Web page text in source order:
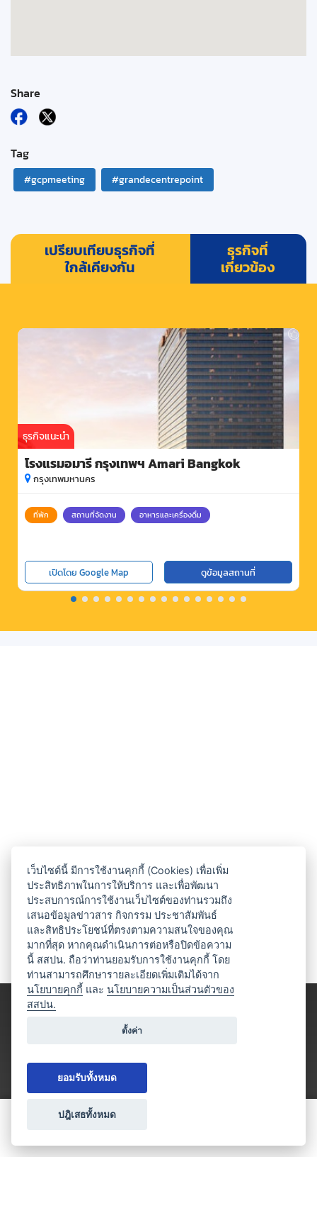
Share
Tag
#gcpmeeting #grandecentrepoint
เปรียบเทียบธุรกิจที่
ใกล้เคียงกัน
ธุรกิจที่
เกี่ยวข้อง
ธุรกิจแนะนำ
โรงแรมอมารี กรุงเทพฯ Amari Bangkok
กรุงเทพมหานคร
ที่พัก สถานที่จัดงาน อาหารและเครื่องดื่ม
เปิดโดย Google Map ดูข้อมูลสถานที่
ประเภทธุรกิจไมซ์
เว็บไซต์นี้ มีการใช้งานคุกกี้ (Cookies) เพื่อเพิ่ม
ประสิทธิภาพในการให้บริการ และเพื่อพัฒนา
ประสบการณ์การใช้งานเว็บไซต์ของท่านรวมถึง
เสนอข้อมูลข่าวสาร กิจกรรม ประชาสัมพันธ์
และสิทธิประโยชน์ที่ตรงตามความสนใจของคุณ
มากที่สุด หากคุณดำเนินการต่อหรือปิดข้อความ
นี้ สสปน. ถือว่าท่านยอมรับการใช้งานคุกกี้ โดย
ท่านสามารถศึกษารายละเอียดเพิ่มเติมได้จาก
นโยบายคุกกี้ และนโยบายความเป็นส่วนตัวของ
สสปน.
ตั้งค่า
ยอมรับทั้งหมด
ปฎิเสธทั้งหมด